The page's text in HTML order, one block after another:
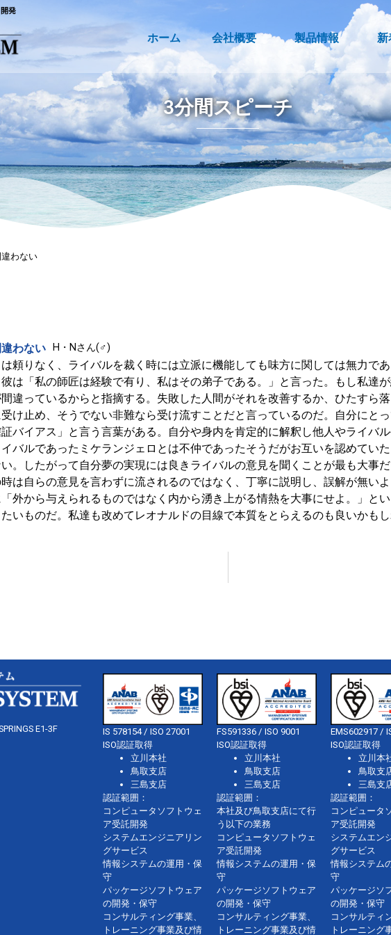
発
ホーム 会社概要 製品情報 新
3分間スピーチ
わない
わない H・Nさん(♂)
頼りなく、ライバルを裁く時には立派に機能しても味方に関しては無力で
は「私の師匠は経験で有り、私はその弟子である。」と言った。もし私達
違っているからと指摘する。失敗した人間がそれを改善するか、ひたすら
け止め、そうでない非難なら受け流すことだと言っているのだ。自分にと
バイアス」と言う言葉がある。自分や身内を肯定的に解釈し他人やライバ
バルであったミケランジェロとは不仲であったそうだがお互いを認めてい
。したがって自分夢の実現には良きライバルの意見を聞くことが最も大事
は自らの意見を言わずに流されるのではなく、丁寧に説明し、誤解が無い
外から与えられるものではなく内から湧き上がる情熱を大事にせよ。」と
いものだ。私達も改めてレオナルドの目線で本質をとらえるのも良いかもし
E1-3F
IS 578154 / ISO 27001
ISO認証取得
立川本社
鳥取支店
三島支店
認証範囲：
コンピュータソフトウェ
ア受託開発
システムエンジニアリン
グサービス
情報システムの運用・保
守
パッケージソフトウェア
の開発・保守
コンサルティング事業、
トレーニング事業及び情
FS591336 / ISO 9001
ISO認証取得
立川本社
鳥取支店
三島支店
認証範囲：
本社及び鳥取支店にて行
う以下の業務
コンピュータソフトウェ
ア受託開発
情報システムの運用・保
守
パッケージソフトウェア
の開発・保守
コンサルティング事業、
トレーニング事業及び情
EMS602917 /
ISO認証取得
立川本
鳥取支
三島支
認証範囲：
コンピュータ
ア受託開発
システムエン
グサービス
情報システム
守
パッケージソ
の開発・保守
コンサルティ
トレーニング